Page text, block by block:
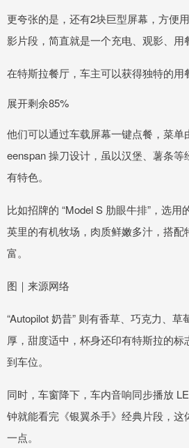
更夸张的是，还有2块巨型屏幕，方便
影片段，简直就是一个充电、观影、用
在特斯拉餐厅，车主可以获得独特的用
展开剩余85%
他们可以通过车载屏幕一键点餐，菜
eenspan 操刀设计，虽以汉堡、薯条
有特色。
比如招牌的 “Model S 肋眼牛排”，选
英里的有机牧场，肉质鲜嫩多汁，搭
富。
图｜来源网络
“Autopilot 奶昔” 则有香草、巧克力、
厚，甜度适中，杯身还印有特斯拉的
到车位。
同时，车窗降下，车内音响同步播放
钟就能看完《银翼杀手》经典片段，这
一点。